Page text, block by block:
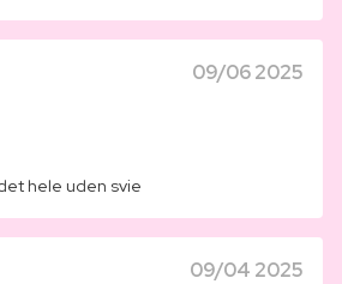
09/06 2025
hele uden svie
09/04 2025